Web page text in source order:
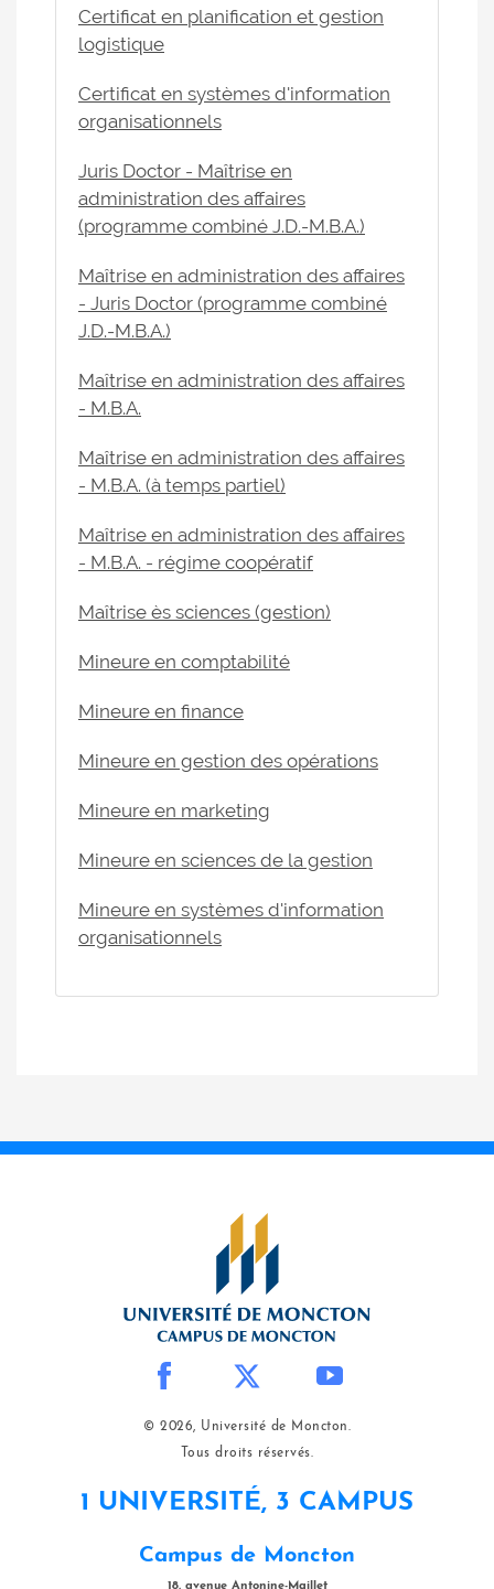
Certificat en planification et gestion
logistique
Certificat en systèmes d'information
organisationnels
Juris Doctor - Maîtrise en
administration des affaires
(programme combiné J.D.-M.B.A.)
Maîtrise en administration des affaires
- Juris Doctor (programme combiné
J.D.-M.B.A.)
Maîtrise en administration des affaires
- M.B.A.
Maîtrise en administration des affaires
- M.B.A. (à temps partiel)
Maîtrise en administration des affaires
- M.B.A. - régime coopératif
Maîtrise ès sciences (gestion)
Mineure en comptabilité
Mineure en finance
Mineure en gestion des opérations
Mineure en marketing
Mineure en sciences de la gestion
Mineure en systèmes d'information
organisationnels
© 2026, Université de Moncton.
Tous droits réservés.
1 UNIVERSITÉ, 3 CAMPUS
Campus de Moncton
18, avenue Antonine-Maillet